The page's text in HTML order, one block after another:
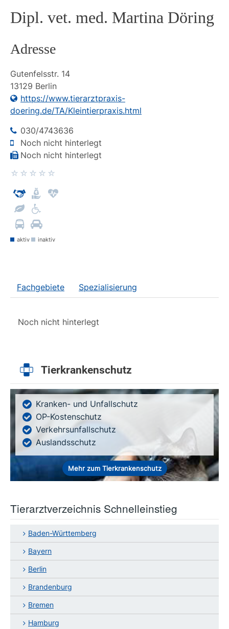
Dipl. vet. med. Martina Döring
Adresse
Gutenfelsstr. 14
13129 Berlin
https://www.tierarztpraxis-
doering.de/TA/Kleintierpraxis.html
030/4743636
Noch nicht hinterlegt
Noch nicht hinterlegt
aktiv inaktiv
Fachgebiete Spezialisierung
Noch nicht hinterlegt
Tierkrankenschutz
Kranken- und Unfallschutz
OP-Kostenschutz
Verkehrsunfallschutz
Auslandsschutz
Mehr zum Tierkrankenschutz
Tierarztverzeichnis Schnelleinstieg
Baden-Württemberg
Bayern
Berlin
Brandenburg
Bremen
Hamburg